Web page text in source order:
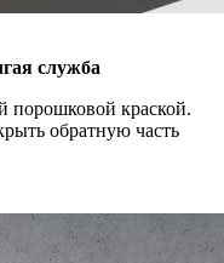
служба
порошковой краской.
обратную часть